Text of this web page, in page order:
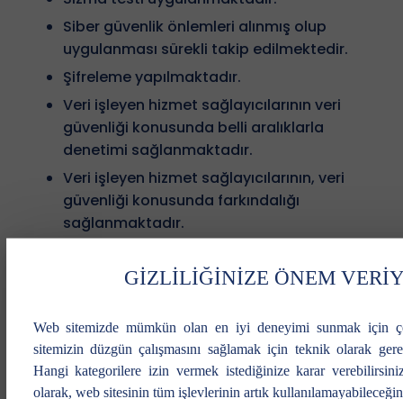
Siber güvenlik önlemleri alınmış olup
uygulanması sürekli takip edilmektedir.
Şifreleme yapılmaktadır.
Veri işleyen hizmet sağlayıcılarının veri
güvenliği konusunda belli aralıklarla
denetimi sağlanmaktadır.
Veri işleyen hizmet sağlayıcılarının, veri
güvenliği konusunda farkındalığı
sağlanmaktadır.
Kişisel verilerinizin işlenip işlenmediğini
öğrenme,
GİZLİLİĞİNİZE ÖNEM
Web sitemizde mümkün olan en iyi deneyimi sunmak için
sitemizin düzgün çalışmasını sağlamak için teknik olarak
Hangi kategorilere izin vermek istediğinize karar
olarak, web sitesinin tüm işlevlerinin artık